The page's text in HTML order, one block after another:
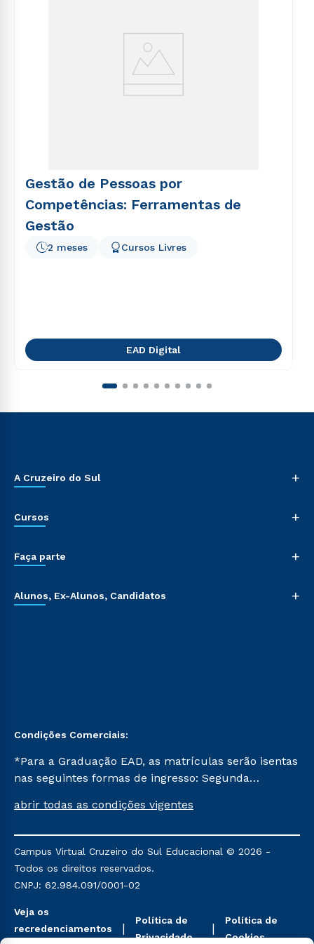
Gestão de Pessoas por
Competências: Ferramentas de
Gestão
2 meses Cursos Livres
EAD Digital
A Cruzeiro do Sul +
Cursos +
Faça parte +
Alunos, Ex-Alunos, Candidatos +
Condições Comerciais:
*Para a Graduação EAD, as matrículas serão isentas
nas seguintes formas de ingresso: Segunda
Já para as demais, a taxa de matrícula será de R$
mencionadas são referentes aos cursos: Ensino
Religioso, Geografia para a Docência e Metodologia
do Ensino de História: Questões Atuais.
abrir todas as condições vigentes
Campus Virtual Cruzeiro do Sul Educacional © 2026 -
Todos os direitos reservados.
CNPJ: 62.984.091/0001-02
Veja os
recredenciamentos
Política de
Privacidade
Política de
Cookies